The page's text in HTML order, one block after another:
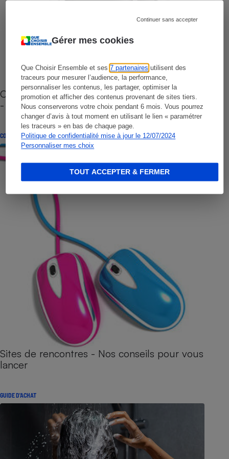
Gérer mes cookies
Que Choisir Ensemble et ses7 partenaires utilisent des
traceurs pour mesurer l’audience, la performance,
personnaliser les contenus, les partager, optimiser la
promotion et afficher des contenus provenant de sites tiers.
Nous conserverons votre choix pendant 6 mois. Vous pourrez
changer d’avis à tout moment en utilisant le lien « paramétrer
les traceurs » en bas de chaque page.
Politique de confidentialité mise à jour le 12/07/2024
Personnaliser mes choix
Continuer sans accepter
TOUT ACCEPTER & FERMER
Cafetière à capsules zéro déchet CoffeeB (vidéo)
- Premières impressions
CONSEILS
Sites de rencontres - Nos conseils pour vous
lancer
GUIDE D'ACHAT